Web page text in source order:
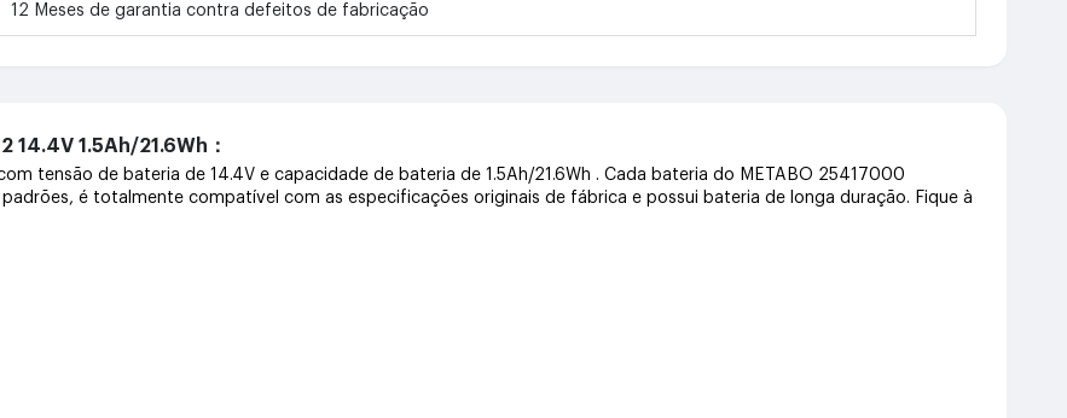
12 Meses de garantia contra defeitos de fabricação
1.5Ah/21.6Wh：
tensão de bateria de 14.4V e capacidade de bateria de 1.5Ah/21.6Wh . Cada bateria do METABO 25417000
é totalmente compatível com as especificações originais de fábrica e possui bateria de longa duração. Fique à